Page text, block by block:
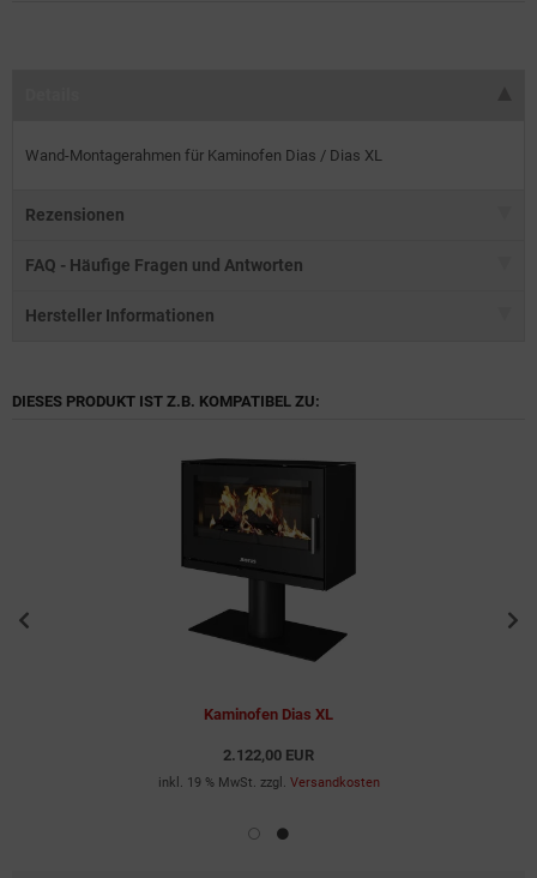
Wand-Montagerahmen für Kaminofen Dias / Dias XL
Rezensionen
FAQ - Häufige Fragen und Antworten
Hersteller Informationen
DIESES PRODUKT IST Z.B. KOMPATIBEL ZU:
Kaminofen Dias XL
2.122,00 EUR
inkl. 19 % MwSt. zzgl. Versandkosten